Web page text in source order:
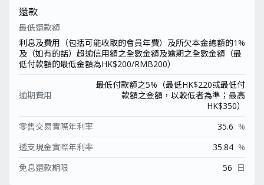
還款
最低還款額
利息及費用（包括可能收取的會員年費）及所欠本金總額的1%
及（如有的話）超逾信用額之全數金額及逾期之全數金額（最
低付款額的最低金額為HK$200/RMB200）
逾期費用
最低付款額之5%（最低HK$220或最低付
款額之金額，以較低者為準；最高
HK$350）
零售交易實際年利率
35.6 %
透支現金實際年利率
35.84 %
免息還款期限
56 日